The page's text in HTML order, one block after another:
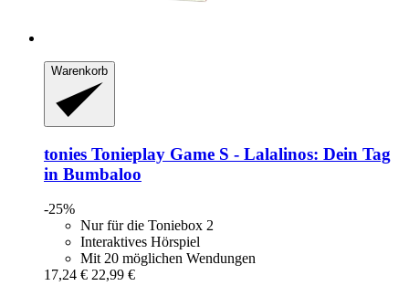
Warenkorb
tonies Tonieplay Game S -​ Lalalinos: Dein Tag
in Bumbaloo
-25%
Nur für die Toniebox 2
Interaktives Hörspiel
Mit 20 möglichen Wendungen
17,24 € 22,99 €